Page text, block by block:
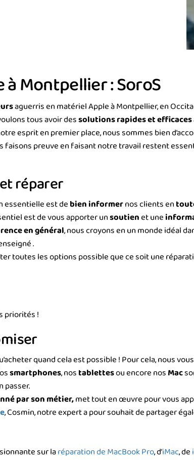
Montpellier : SoroS
aguerris en matériel Apple à Montpellier, en
tous avoir dessolutions rapides et efficaces
esprit en premier place, nous sommes bien
faisons preuve en faisant notre travail restent
réparer
essentielle est debien informernos clients en
est de vous apporter unsoutienet une
en général, nous croyons en un monde idéal
.
toutes les options possible que ce soit une
priorités !
quand cela est possible ! Pour cela, nous
smartphones, nostablettesou encore nosMac
passer.
par son métier,met tout en œuvre pour vous
, Cosmin, notre expert a pour souhait de partager
sur laréparation de MacBook Pro, d’iMac, de